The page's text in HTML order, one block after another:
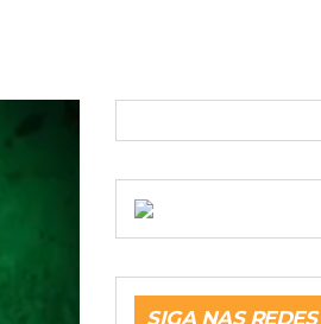
SIGA NAS